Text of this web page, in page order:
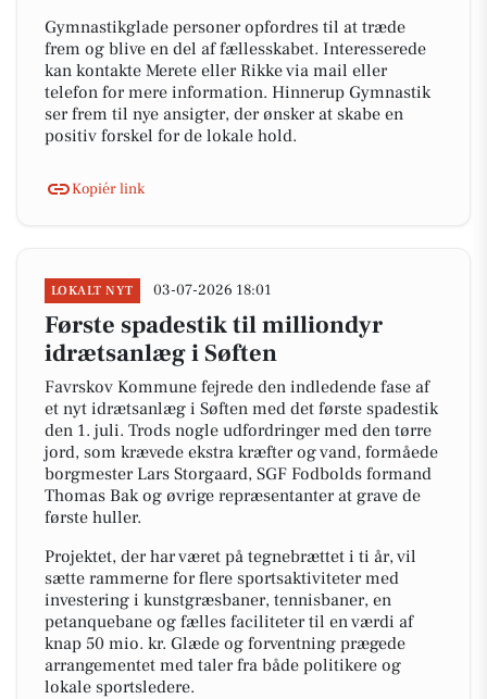
Gymnastikglade personer opfordres til at træde
frem og blive en del af fællesskabet. Interesserede
kan kontakte Merete eller Rikke via mail eller
telefon for mere information. Hinnerup Gymnastik
ser frem til nye ansigter, der ønsker at skabe en
positiv forskel for de lokale hold.
Kopiér link
LOKALT NYT 03-07-2026 18:01
Første spadestik til milliondyr
idrætsanlæg i Søften
Favrskov Kommune fejrede den indledende fase af
et nyt idrætsanlæg i Søften med det første spadestik
den 1. juli. Trods nogle udfordringer med den tørre
jord, som krævede ekstra kræfter og vand, formåede
borgmester Lars Storgaard, SGF Fodbolds formand
Thomas Bak og øvrige repræsentanter at grave de
første huller.
Projektet, der har været på tegnebrættet i ti år, vil
sætte rammerne for flere sportsaktiviteter med
investering i kunstgræsbaner, tennisbaner, en
petanquebane og fælles faciliteter til en værdi af
knap 50 mio. kr. Glæde og forventning prægede
arrangementet med taler fra både politikere og
lokale sportsledere.